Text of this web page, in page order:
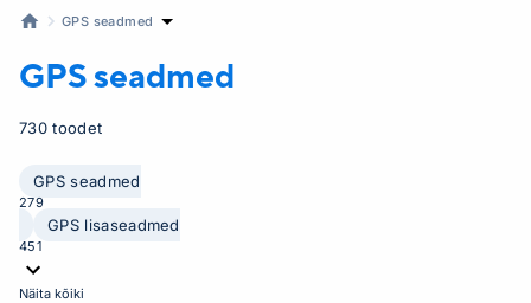
GPS seadmed
GPS seadmed
730 toodet
GPS seadmed
279
GPS lisaseadmed
451
Näita kõiki